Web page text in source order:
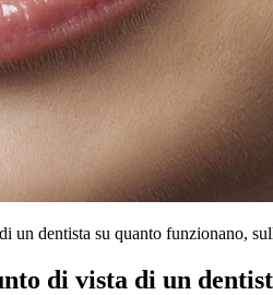
dentista su quanto funzionano,
di vista di un